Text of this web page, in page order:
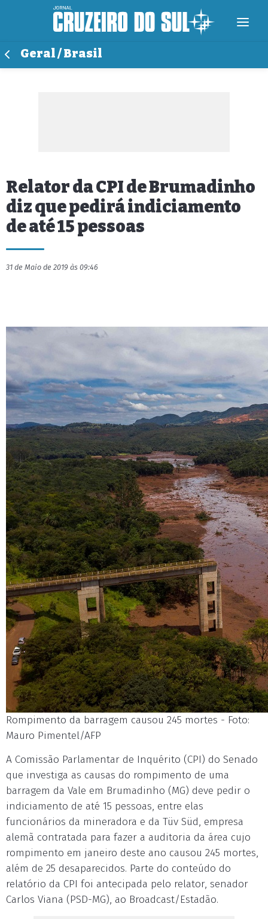
Geral / Brasil
Relator da CPI de Brumadinho
diz que pedirá indiciamento
de até 15 pessoas
31 de Maio de 2019 às 09:46
Rompimento da barragem causou 245 mortes - Foto:
Mauro Pimentel/AFP
A Comissão Parlamentar de Inquérito (CPI) do Senado
que investiga as causas do rompimento de uma
barragem da Vale em Brumadinho (MG) deve pedir o
indiciamento de até 15 pessoas, entre elas
funcionários da mineradora e da Tüv Süd, empresa
alemã contratada para fazer a auditoria da área cujo
rompimento em janeiro deste ano causou 245 mortes,
além de 25 desaparecidos. Parte do conteúdo do
relatório da CPI foi antecipada pelo relator, senador
Carlos Viana (PSD-MG), ao Broadcast/Estadão.